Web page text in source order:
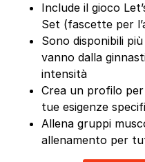
Include il gioco
Set (fascette per
Sono disponibili
vanno dalla
intensità
Crea un profilo
tue esigenze
Allena gruppi
allenamento per